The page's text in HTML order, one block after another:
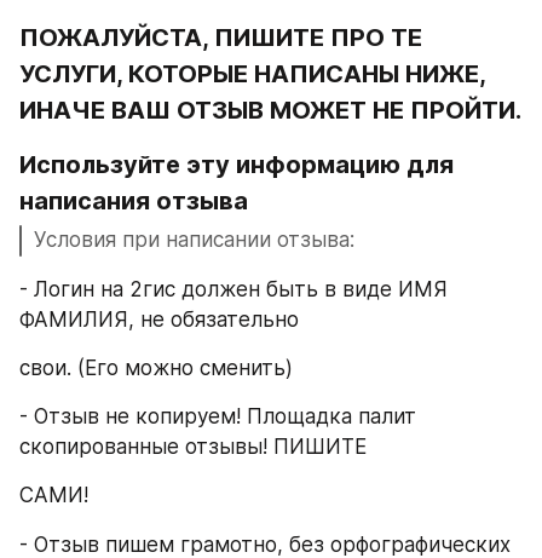
ПОЖАЛУЙСТА, ПИШИТЕ ПРО ТЕ
УСЛУГИ, КОТОРЫЕ НАПИСАНЫ НИЖЕ,
ИНАЧЕ ВАШ ОТЗЫВ МОЖЕТ НЕ ПРОЙТИ.
Используйте эту информацию для
написания отзыва
Условия при написании отзыва:
- Логин на 2гис должен быть в виде ИМЯ
ФАМИЛИЯ, не обязательно
свои. (Его можно сменить)
- Отзыв не копируем! Площадка палит
скопированные отзывы! ПИШИТЕ
САМИ!
- Отзыв пишем грамотно, без орфографических